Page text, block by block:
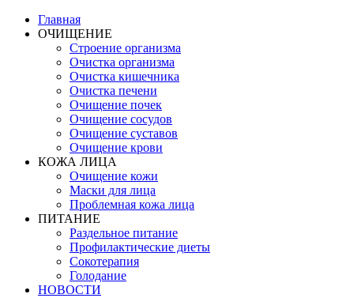
Главная
ОЧИЩЕНИЕ
Строение организма
Очистка организма
Очистка кишечника
Очистка печени
Очищение почек
Очищение сосудов
Очищение суставов
Очищение крови
КОЖА ЛИЦА
Очищение кожи
Маски для лица
Проблемная кожа лица
ПИТАНИЕ
Раздельное питание
Профилактические диеты
Сокотерапия
Голодание
НОВОСТИ